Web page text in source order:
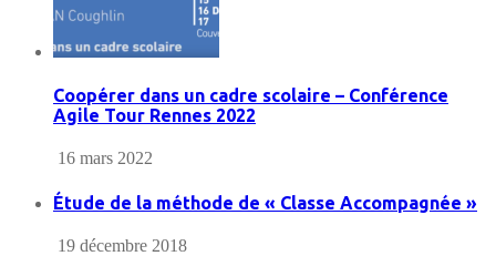
Coopérer dans un cadre scolaire – Conférence
Agile Tour Rennes 2022
16 mars 2022
Étude de la méthode de « Classe Accompagnée »
19 décembre 2018